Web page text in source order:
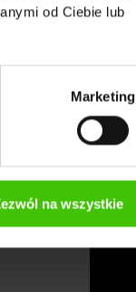
od Ciebie lub
Marketing
na wszystkie